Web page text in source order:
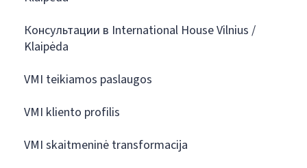
Консультации в International House Vilnius /
Klaipėda
VMI teikiamos paslaugos
VMI kliento profilis
VMI skaitmeninė transformacija